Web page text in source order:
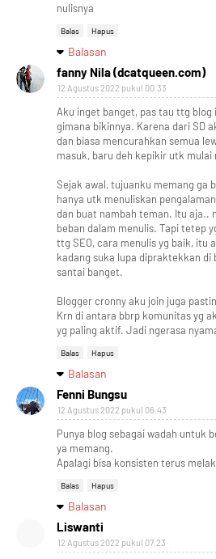
nulisnya
Balas Hapus
Balasan
fanny Nila (dcatqueen.com)
12 Agustus 2022 pukul 00.33
Aku inget banget, pas tau ttg blog
gimana bikinnya. Karena dari SD
dan biasa mencurahkan semua
masuk, baru deh kepikir utk mulai
Sejak awal, tujuanku memang ga
hanya utk menuliskan
dan buat nambah teman. Itu aja..
beban dalam menulis. Tapi tetep
ttg SEO, cara menulis yg baik, itu
kadang suka lupa dipraktekkan di
santai banget.
Blogger cronny aku join juga
Krn di antara bbrp komunitas yg
yg paling aktif. Jadi ngerasa
Balas Hapus
Balasan
Fenni Bungsu
12 Agustus 2022 pukul 06.43
Punya blog sebagai wadah untuk
ya memang.
Apalagi bisa konsisten terus
Balas Hapus
Balasan
Liswanti
12 Agustus 2022 pukul 07.23